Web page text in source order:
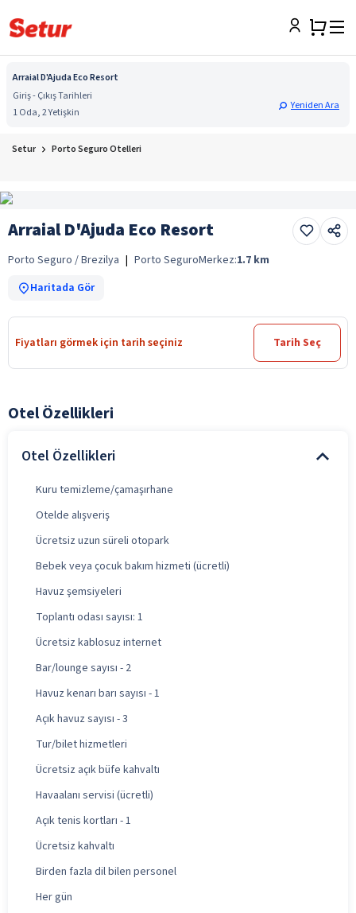
Arraial D'Ajuda Eco Resort
Giriş - Çıkış Tarihleri
1 Oda, 2 Yetişkin
Yeniden Ara
Setur Porto Seguro Otelleri
Arraial D'Ajuda Eco Resort
Porto Seguro / Brezilya | Porto SeguroMerkez:1.7 km
Haritada Gör
Fiyatları görmek için tarih seçiniz Tarih Seç
Otel Özellikleri
Otel Özellikleri
Kuru temizleme/çamaşırhane
Otelde alışveriş
Ücretsiz uzun süreli otopark
Bebek veya çocuk bakım hizmeti (ücretli)
Havuz şemsiyeleri
Toplantı odası sayısı: 1
Ücretsiz kablosuz internet
Bar/lounge sayısı - 2
Havuz kenarı barı sayısı - 1
Açık havuz sayısı - 3
Tur/bilet hizmetleri
Ücretsiz açık büfe kahvaltı
Havaalanı servisi (ücretli)
Açık tenis kortları - 1
Ücretsiz kahvaltı
Birden fazla dil bilen personel
Her gün